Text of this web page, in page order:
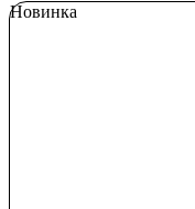
Новинка